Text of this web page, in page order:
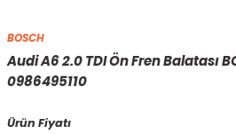
BOSCH
Audi A6 2.0 TDI Ön Fren Balatası
0986495110
Ürün Fiyatı